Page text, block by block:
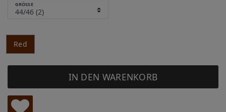
GRÖSSE
Red
IN DEN WARENKORB